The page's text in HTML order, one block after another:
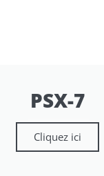
PSX-7
Cliquez ici